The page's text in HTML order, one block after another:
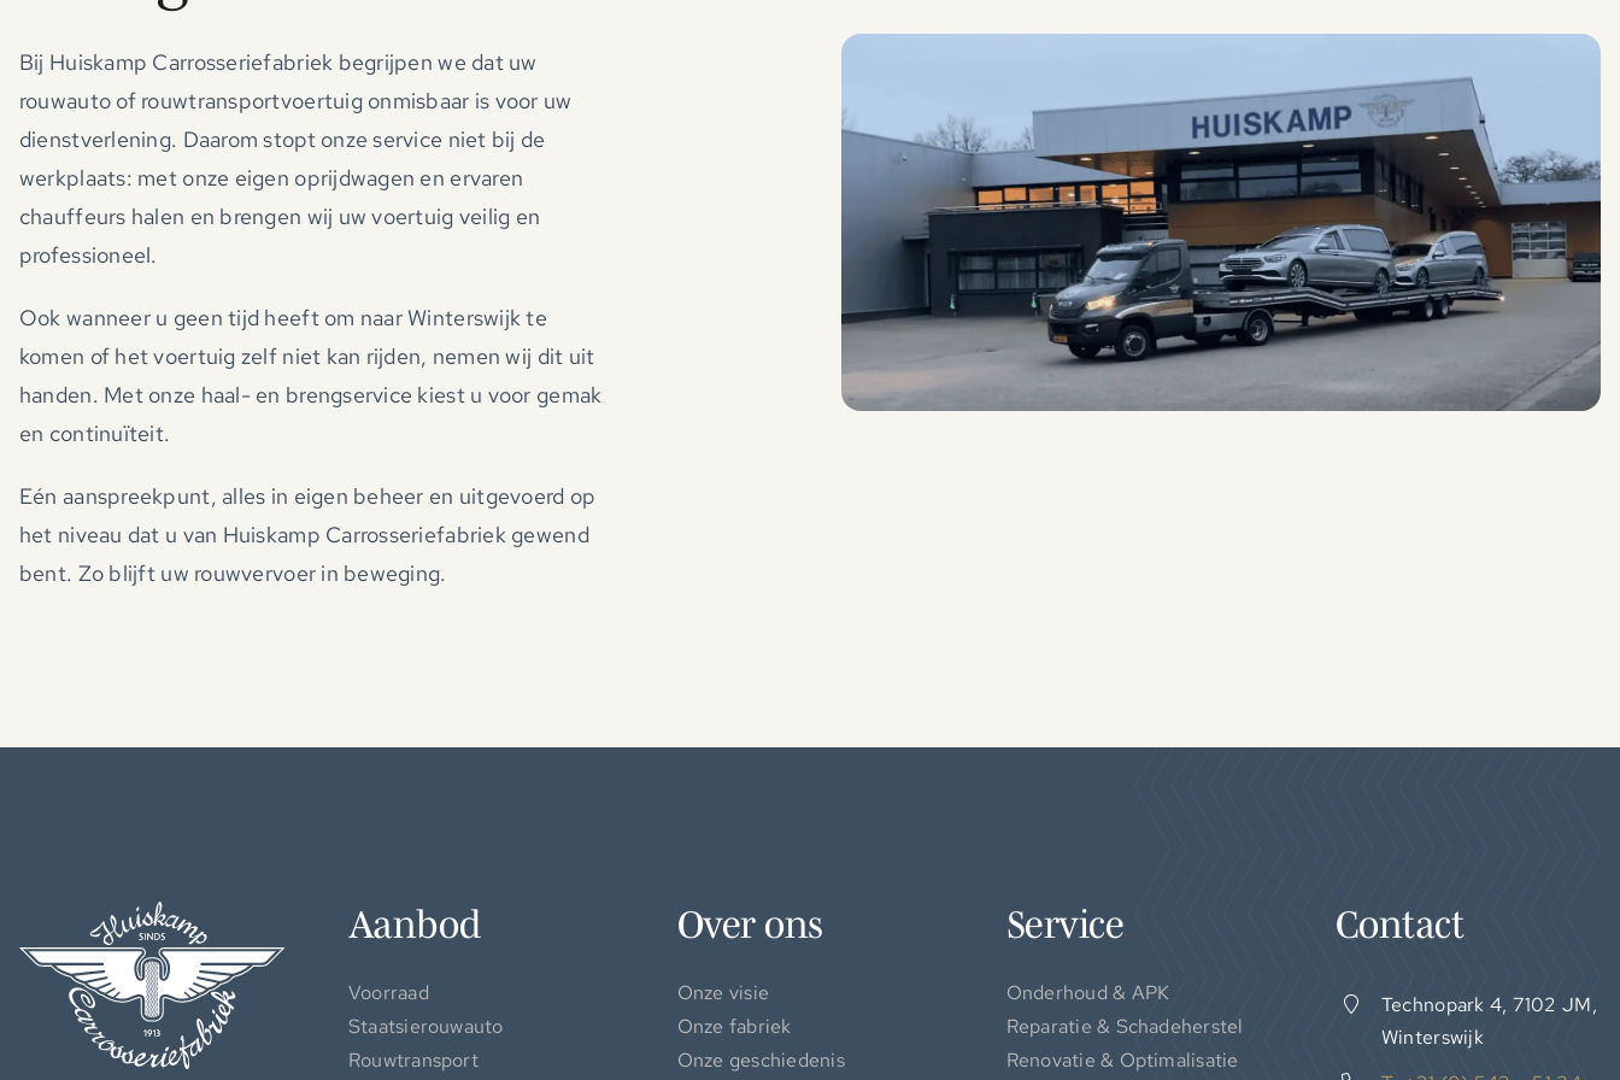
Bij Huiskamp Carrosseriefabriek begrijpen we dat uw
rouwauto of rouwtransportvoertuig onmisbaar is voor uw
dienstverlening. Daarom stopt onze service niet bij de
werkplaats: met onze eigen oprijdwagen en ervaren
chauffeurs halen en brengen wij uw voertuig veilig en
professioneel.
Ook wanneer u geen tijd heeft om naar Winterswijk te
komen of het voertuig zelf niet kan rijden, nemen wij dit uit
handen. Met onze haal- en brengservice kiest u voor gemak
en continuïteit.
Eén aanspreekpunt, alles in eigen beheer en uitgevoerd op
het niveau dat u van Huiskamp Carrosseriefabriek gewend
bent. Zo blijft uw rouwvervoer in beweging.
Aanbod
Voorraad
Staatsierouwauto
Rouwtransport
Over ons
Onze visie
Onze fabriek
Onze geschiedenis
Service
Onderhoud & APK
Reparatie & Schadeherstel
Renovatie & Optimalisatie
Contact
Technopark 4, 7102 JM,
Winterswijk